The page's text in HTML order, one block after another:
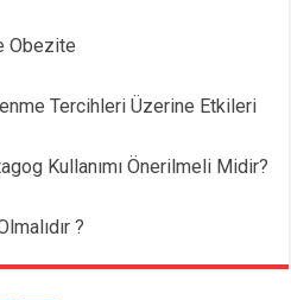
Obezite
Tercihleri Üzerine Etkileri
Kullanımı Önerilmeli Midir?
?